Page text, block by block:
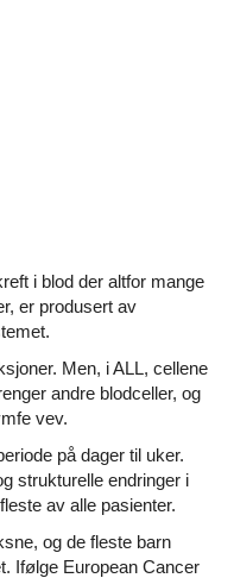
i blod der altfor mange
er produsert av
Men, i ALL, cellene
andre blodceller, og
vev.
på dager til uker.
strukturelle endringer i
av alle pasienter.
og de fleste barn
Ifølge European Cancer